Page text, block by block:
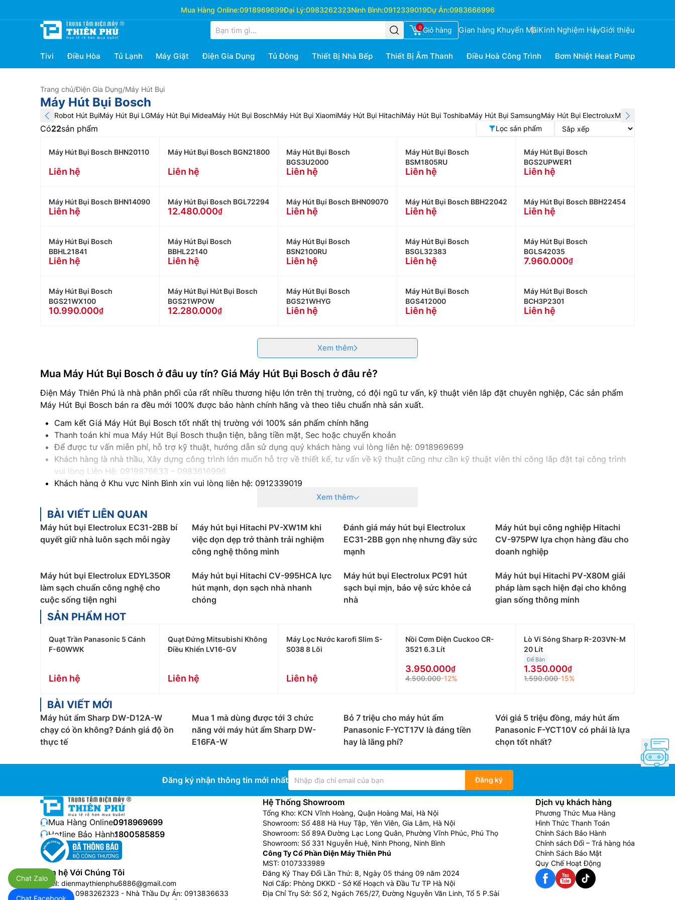
Mua Hàng Online:0918969699Đại Lý:0983262323Ninh Bình:0912339019Dự Án:0983666996
0 Giỏ hàng Gian hàng Khuyến MãiKinh Nghiệm HayGiới thiệu
Tivi Điều Hòa Tủ Lạnh Máy Giặt Điện Gia Dụng Tủ Đông Thiết Bị Nhà Bếp Thiết Bị Âm Thanh Điều Hoà Công Trình Bơm Nhiệt Heat Pump
Trang chủ/Điện Gia Dụng/Máy Hút Bụi
Máy Hút Bụi Bosch
Robot Hút BụiMáy Hút Bụi LGMáy Hút Bụi MideaMáy Hút Bụi BoschMáy Hút Bụi XiaomiMáy Hút Bụi HitachiMáy Hút Bụi ToshibaMáy Hút Bụi SamsungMáy Hút Bụi ElectroluxMáy Hút Bụi
Có22sản phẩm Lọc sản phẩm
Máy Hút Bụi Bosch BHN20110
Liên hệ
Máy Hút Bụi Bosch BGN21800
Liên hệ
Máy Hút Bụi Bosch
BGS3U2000
Liên hệ
Máy Hút Bụi Bosch
BSM1805RU
Liên hệ
Máy Hút Bụi Bosch
BGS2UPWER1
Liên hệ
Máy Hút Bụi Bosch BHN14090
Liên hệ
Máy Hút Bụi Bosch BGL72294
12.480.000
Máy Hút Bụi Bosch BHN09070
Liên hệ
Máy Hút Bụi Bosch BBH22042
Liên hệ
Máy Hút Bụi Bosch BBH22454
Liên hệ
Máy Hút Bụi Bosch
BBHL21841
Liên hệ
Máy Hút Bụi Bosch
BBHL22140
Liên hệ
Máy Hút Bụi Bosch
BSN2100RU
Liên hệ
Máy Hút Bụi Bosch
BSGL32383
Liên hệ
Máy Hút Bụi Bosch
BGLS42035
7.960.000
Máy Hút Bụi Bosch
BGS21WX100
10.990.000
Máy Hút Bụi Hút Bụi Bosch
BGS21WPOW
12.280.000
Máy Hút Bụi Bosch
BGS21WHYG
Liên hệ
Máy Hút Bụi Bosch
BGS412000
Liên hệ
Máy Hút Bụi Bosch
BCH3P2301
Liên hệ
Xem thêm
Mua Máy Hút Bụi Bosch ở đâu uy tín? Giá Máy Hút Bụi Bosch ở đâu rẻ?
Điện Máy Thiên Phú là nhà phân phối của rất nhiều thương hiệu lớn trên thị trường, có đội ngũ tư vấn, kỹ thuật viên lắp đặt chuyên nghiệp, Các sản phẩm
Máy Hút Bụi Bosch bán ra đều mới 100% được bảo hành chính hãng và theo tiêu chuẩn nhà sản xuất.
Cam kết Giá Máy Hút Bụi Bosch tốt nhất thị trường với 100% sản phẩm chính hãng
Thanh toán khi mua Máy Hút Bụi Bosch thuận tiện, bằng tiền mặt, Sec hoặc chuyển khoản
Để được tư vấn miễn phí, hỗ trợ kỹ thuật, hướng dẫn sử dụng quý khách hàng vui lòng liên hệ: 0918969699
Khách hàng là nhà thầu, Xây dựng công trình lớn muốn hỗ trợ về thiết kế, tư vấn về kỹ thuật cũng như cần kỹ thuật viên thi công lắp đặt tại công trình
vui lòng Liên Hệ: 0919876633 – 0983616996
Khách hàng ở Khu vực Ninh Bình xin vui lòng liên hệ: 0912339019
Khách hàng ở Khu vực Bắc Giang xin vui lòng liên hệ: 0983666996
Xem thêm
BÀI VIẾT LIÊN QUAN
Máy hút bụi Electrolux EC31-2BB bí
quyết giữ nhà luôn sạch mỗi ngày
Máy hút bụi Hitachi PV-XW1M khi
việc dọn dẹp trở thành trải nghiệm
công nghệ thông minh
Đánh giá máy hút bụi Electrolux
EC31-2BB gọn nhẹ nhưng đầy sức
mạnh
Máy hút bụi công nghiệp Hitachi
CV-975PW lựa chọn hàng đầu cho
doanh nghiệp
Máy hút bụi Electrolux EDYL35OR
làm sạch chuẩn công nghệ cho
cuộc sống tiện nghi
Máy hút bụi Hitachi CV-995HCA lực
hút mạnh, dọn sạch nhà nhanh
chóng
Máy hút bụi Electrolux PC91 hút
sạch bụi mịn, bảo vệ sức khỏe cả
nhà
Máy hút bụi Hitachi PV-X80M giải
pháp làm sạch hiện đại cho không
gian sống thông minh
SẢN PHẨM HOT
Quạt Trần Panasonic 5 Cánh
F-60WWK
Liên hệ
Quạt Đứng Mitsubishi Không
Điều Khiển LV16-GV
Liên hệ
Máy Lọc Nước karofi Slim S-
S038 8 Lõi
Liên hệ
Nồi Cơm Điện Cuckoo CR-
3521 6.3 Lít
3.950.000
4.500.000-12%
Lò Vi Sóng Sharp R-203VN-M
20 Lít
Để Bàn
1.350.000
1.590.000-15%
BÀI VIẾT MỚI
Máy hút ẩm Sharp DW-D12A-W
chạy có ồn không? Đánh giá độ ồn
thực tế
Mua 1 mà dùng được tới 3 chức
năng với máy hút ẩm Sharp DW-
E16FA-W
Bỏ 7 triệu cho máy hút ẩm
Panasonic F-YCT17V là đáng tiền
hay là lãng phí?
Với giá 5 triệu đồng, máy hút ẩm
Panasonic F-YCT10V có phải là lựa
chọn tốt nhất?
Đăng ký nhận thông tin mới nhất Đăng ký
Mua Hàng Online:0918969699
Hotline Bảo Hành:1800585859
Liên hệ Với Chúng Tôi
Email: dienmaythienphu6886@gmail.com
Bán Buôn:0983262323 - Nhà Thầu Dự Án: 0913836633
Hệ Thống Showroom
Tổng Kho: KCN Vĩnh Hoàng, Quận Hoàng Mai, Hà Nội
Showroom: Số 488 Hà Huy Tập, Yên Viên, Gia Lâm, Hà Nội
Showroom: Số 89A Đường Lạc Long Quân, Phường Vĩnh Phúc, Phú Thọ
Showroom: Số 331 Nguyễn Huệ, Ninh Phong, Ninh Bình
Công Ty Cổ Phần Điện Máy Thiên Phú
MST: 0107333989
Đăng Ký Thay Đổi Lần Thứ: 8, Ngày 05 tháng 09 năm 2024
Nơi Cấp: Phòng DKKD - Sở Kế Hoạch và Đầu Tư TP Hà Nội
Địa Chỉ Trụ Sở: Số 2, Ngách 765/27, Đường Nguyễn Văn Linh, Tổ 5 P.Sài
Dịch vụ khách hàng
Phương Thức Mua Hàng
Hình Thức Thanh Toán
Chính Sách Bảo Hành
Chính sách Đổi – Trả hàng hóa
Chính Sách Bảo Mật
Quy Chế Hoạt Động
Chat Zalo
Chat Facebook